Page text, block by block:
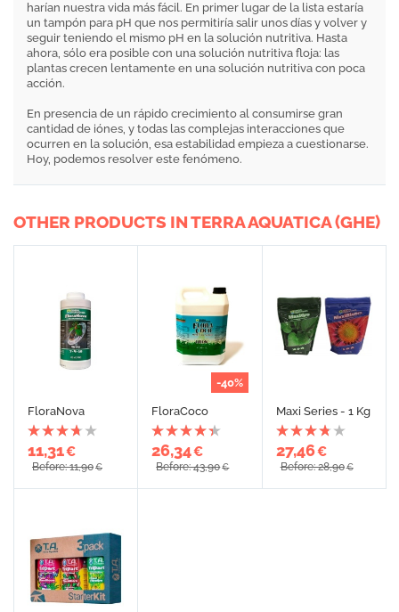
harían nuestra vida más fácil. En primer lugar de la lista estaría
un tampón para pH que nos permitiría salir unos días y volver y
seguir teniendo el mismo pH en la solución nutritiva. Hasta
ahora, sólo era posible con una solución nutritiva floja: las
plantas crecen lentamente en una solución nutritiva con poca
acción.
En presencia de un rápido crecimiento al consumirse gran
cantidad de iónes, y todas las complejas interacciones que
ocurren en la solución, esa estabilidad empieza a cuestionarse.
Hoy, podemos resolver este fenómeno.
OTHER PRODUCTS IN TERRA AQUATICA (GHE)
FloraNova
11,31€
Before: 11,90€
-40%
FloraCoco
26,34€
Before: 43,90€
Maxi Series - 1 Kg
27,46€
Before: 28,90€